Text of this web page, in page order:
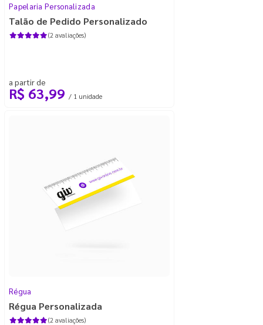
Papelaria Personalizada
Talão de Pedido Personalizado
(2 avaliações)
a partir de
R$ 63,99 / 1 unidade
Régua
Régua Personalizada
(2 avaliações)